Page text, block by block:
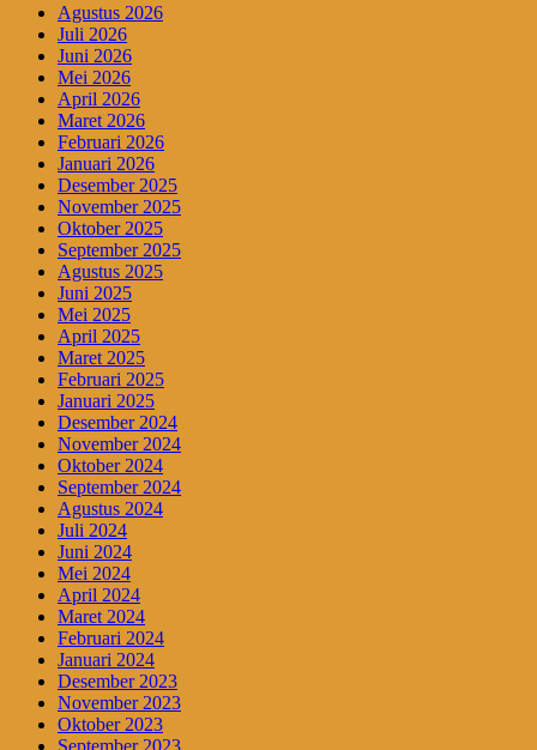
Agustus 2026
Juli 2026
Juni 2026
Mei 2026
April 2026
Maret 2026
Februari 2026
Januari 2026
Desember 2025
November 2025
Oktober 2025
September 2025
Agustus 2025
Juni 2025
Mei 2025
April 2025
Maret 2025
Februari 2025
Januari 2025
Desember 2024
November 2024
Oktober 2024
September 2024
Agustus 2024
Juli 2024
Juni 2024
Mei 2024
April 2024
Maret 2024
Februari 2024
Januari 2024
Desember 2023
November 2023
Oktober 2023
September 2023